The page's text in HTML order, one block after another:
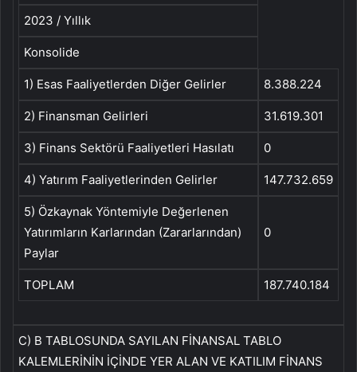
2023 / Yıllık
Konsolide
1) Esas Faaliyetlerden Diğer Gelirler 8.388.224
2) Finansman Gelirleri 31.619.301
3) Finans Sektörü Faaliyetleri Hasılatı 0
4) Yatırım Faaliyetlerinden Gelirler 147.732.659
5) Özkaynak Yöntemiyle Değerlenen
Yatırımların Karlarından (Zararlarından)
Paylar
0
TOPLAM 187.740.184
C) B TABLOSUNDA SAYILAN FİNANSAL TABLO
KALEMLERİNİN İÇİNDE YER ALAN VE KATILIM FİNANS